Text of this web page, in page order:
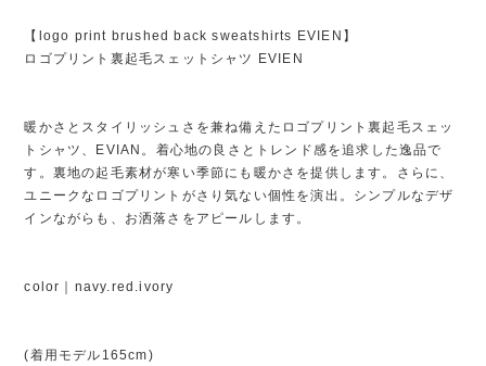
【logo print brushed back sweatshirts EVIEN】
ロゴプリント裏起毛スェットシャツ EVIEN
暖かさとスタイリッシュさを兼ね備えたロゴプリント裏起毛スェッ
トシャツ、EVIAN。着心地の良さとトレンド感を追求した逸品で
す。裏地の起毛素材が寒い季節にも暖かさを提供します。さらに、
ユニークなロゴプリントがさり気ない個性を演出。シンプルなデザ
インながらも、お洒落さをアピールします。
color｜navy.red.ivory
(着用モデル165cm)